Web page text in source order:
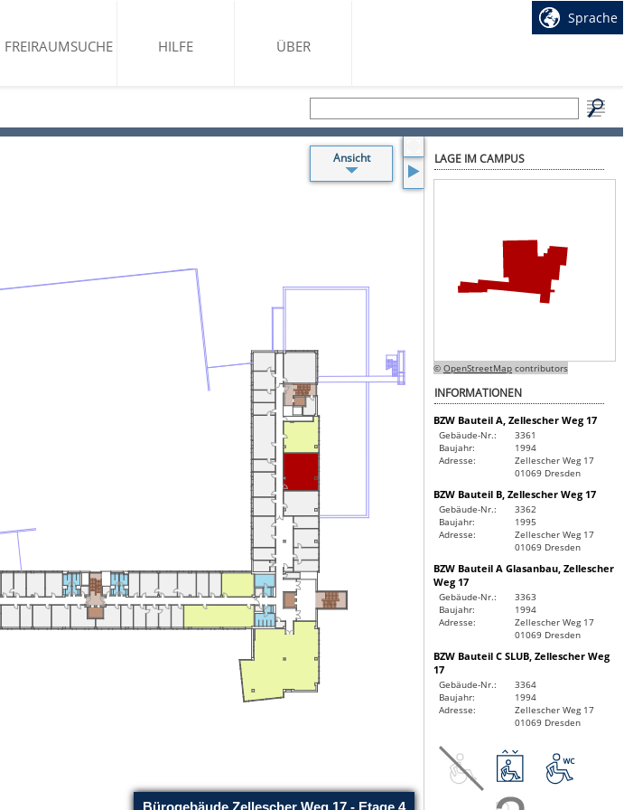
FREIRAUMSUCHE HILFE ÜBER
Sprache
Ansicht
Beschriftung
Accesspoints
LAGE IM CAMPUS
© OpenStreetMap contributors
INFORMATIONEN
BZW Bauteil A, Zellescher Weg 17
Gebäude-Nr.:
3361
Baujahr:
1994
Adresse:
Zellescher Weg 17
01069 Dresden
BZW Bauteil B, Zellescher Weg 17
Gebäude-Nr.:
3362
Baujahr:
1995
Adresse:
Zellescher Weg 17
01069 Dresden
BZW Bauteil A Glasanbau, Zellescher
Weg 17
Gebäude-Nr.:
3363
Baujahr:
1994
Adresse:
Zellescher Weg 17
01069 Dresden
BZW Bauteil C SLUB, Zellescher Weg
17
Gebäude-Nr.:
3364
Baujahr:
1994
Adresse:
Zellescher Weg 17
01069 Dresden